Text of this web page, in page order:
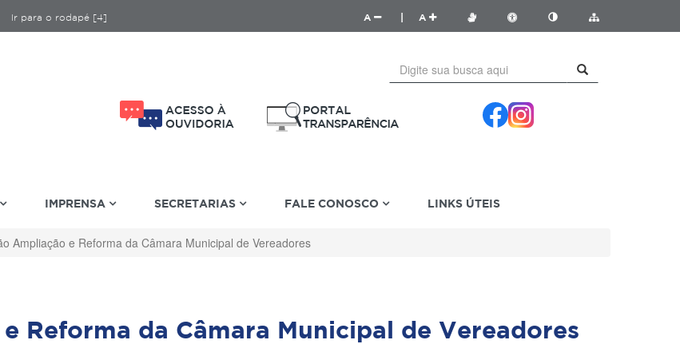
Ir para o rodapé [4] A A
IMPRENSA SECRETARIAS FALE CONOSCO LINKS ÚTEIS
Ampliação e Reforma da Câmara Municipal de Vereadores
Reforma da Câmara Municipal de Vereadores